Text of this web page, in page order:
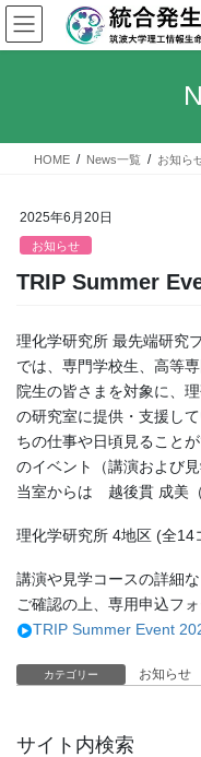
コ
ン
テ
ス
ナ
ビ
ゲ
ン
HOME News一覧 お知ら
2025年6月20日
お知らせ
TRIP Summer
理化学研究所 最先端研究
では、専門学校生、高等
院生の皆さまを対象に、
の研究室に提供・支援し
ちの仕事や日頃見ること
のイベント（講演および
当室からは 越後貫 成美
理化学研究所 4地区 (全14
講演や見学コースの詳細
ご確認の上、専用申込フ
TRIP Summer Event
カテゴリー お知らせ
サイト内検索